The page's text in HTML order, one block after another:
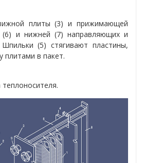
плиты (3) и прижимающей
(6) и нижней (7) направляющих и
(5) стягивают пластины,
в пакет.